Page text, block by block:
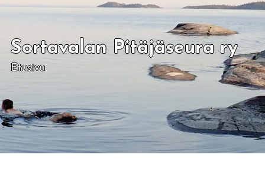
Sortavalan Pitäjäseura ry
Etusivu